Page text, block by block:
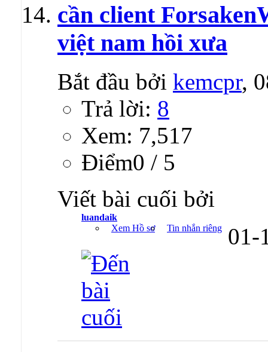
cần client
việt nam hồi xưa
Bắt đầu bởi kemcpr,
Trả lời: 8
Xem: 7,517
Ðiểm0 / 5
Viết bài cuối bởi
luandaik
Xem Hồ sơ
Tin nhắn riêng 01-